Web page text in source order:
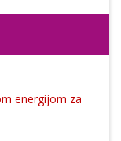
energijom za